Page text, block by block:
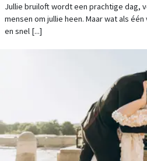
Jullie bruiloft wordt een prachtige dag,
mensen om jullie heen. Maar wat als
en snel [...]